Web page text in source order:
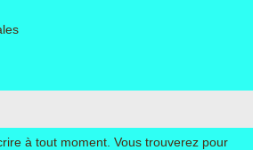
à tout moment. Vous trouverez pour